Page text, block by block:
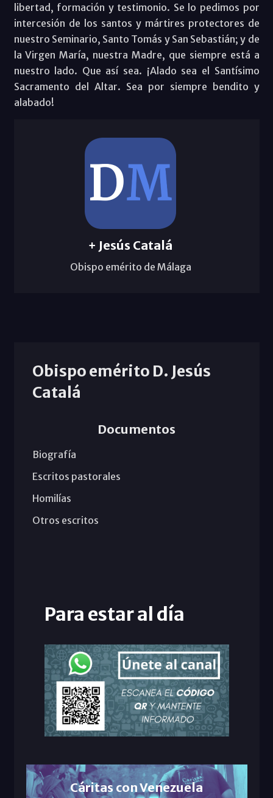
libertad, formación y testimonio. Se lo pedimos por
intercesión de los santos y mártires protectores de
nuestro Seminario, Santo Tomás y San Sebastián; y de
la Virgen María, nuestra Madre, que siempre está a
nuestro lado. Que así sea. ¡Alado sea el Santísimo
Sacramento del Altar. Sea por siempre bendito y
alabado!
+ Jesús Catalá
Obispo emérito de Málaga
Obispo emérito D. Jesús
Catalá
Documentos
Biografía
Escritos pastorales
Homilías
Otros escritos
Para estar al día
Cáritas con Venezuela